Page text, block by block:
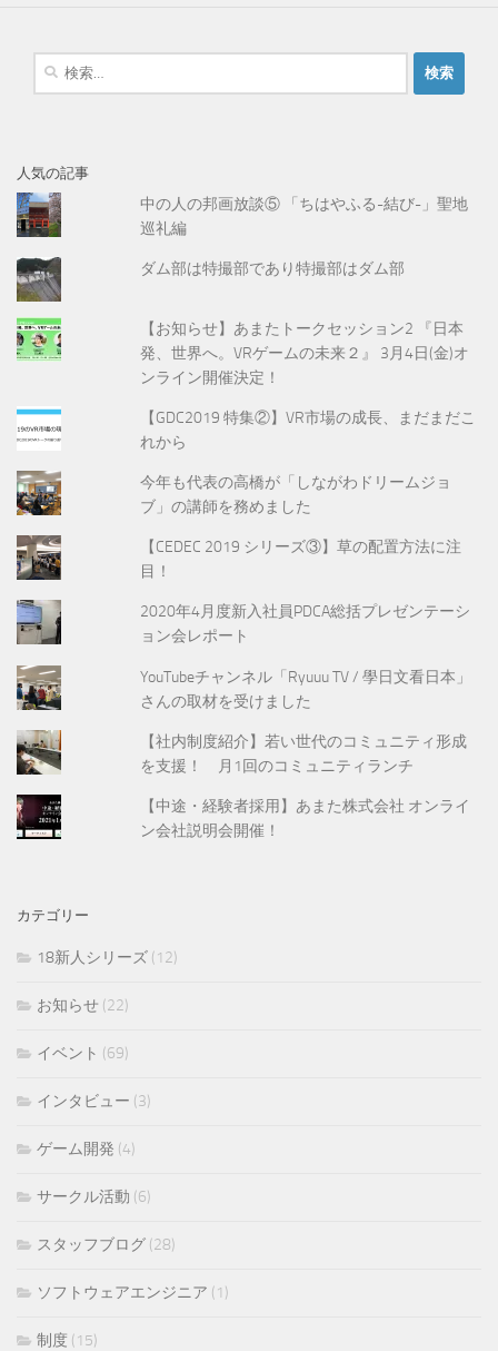
人気の記事
中の人の邦画放談⑤ 「ちはやふる-結び-」聖地
巡礼編
ダム部は特撮部であり特撮部はダム部
【お知らせ】あまたトークセッション2 『日本
発、世界へ。VRゲームの未来２』 3月4日(金)オ
ンライン開催決定！
【GDC2019 特集②】VR市場の成長、まだまだこ
れから
今年も代表の高橋が「しながわドリームジョ
ブ」の講師を務めました
【CEDEC 2019 シリーズ③】草の配置方法に注
目！
2020年4月度新入社員PDCA総括プレゼンテーシ
ョン会レポート
YouTubeチャンネル「Ryuuu TV / 學日文看日本」
さんの取材を受けました
【社内制度紹介】若い世代のコミュニティ形成
を支援！ 月1回のコミュニティランチ
【中途・経験者採用】あまた株式会社 オンライ
ン会社説明会開催！
カテゴリー
18新人シリーズ (12)
お知らせ (22)
イベント (69)
インタビュー (3)
ゲーム開発 (4)
サークル活動 (6)
スタッフブログ (28)
ソフトウェアエンジニア (1)
制度 (15)